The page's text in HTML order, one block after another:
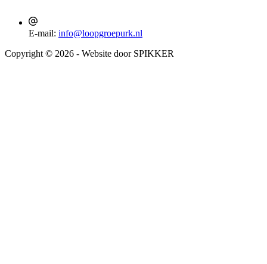
E-mail: info@loopgroepurk.nl
Copyright © 2026 - Website door SPIKKER